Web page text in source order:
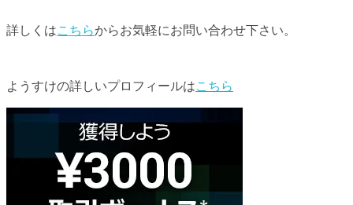
詳しくはこちらからお気軽にお問い合わせ下さい。
ようすけの詳しいプロフィールはこちら